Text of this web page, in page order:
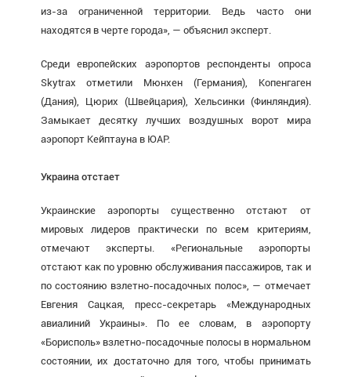
из-за ограниченной территории. Ведь часто они
находятся в черте города», — объяснил эксперт.
Среди европейских аэропортов респонденты опроса
Skytrax отметили Мюнхен (Германия), Копенгаген
(Дания), Цюрих (Швейцария), Хельсинки (Финляндия).
Замыкает десятку лучших воздушных ворот мира
аэропорт Кейптауна в ЮАР.
Украина отстает
Украинские аэропорты существенно отстают от
мировых лидеров практически по всем критериям,
отмечают эксперты. «Региональные аэропорты
отстают как по уровню обслуживания пассажиров, так и
по состоянию взлетно-посадочных полос», — отмечает
Евгения Сацкая, пресс-секретарь «Международных
авиалиний Украины». По ее словам, в аэропорту
«Борисполь» взлетно-посадочные полосы в нормальном
состоянии, их достаточно для того, чтобы принимать